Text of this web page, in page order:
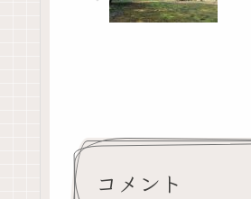
コメント